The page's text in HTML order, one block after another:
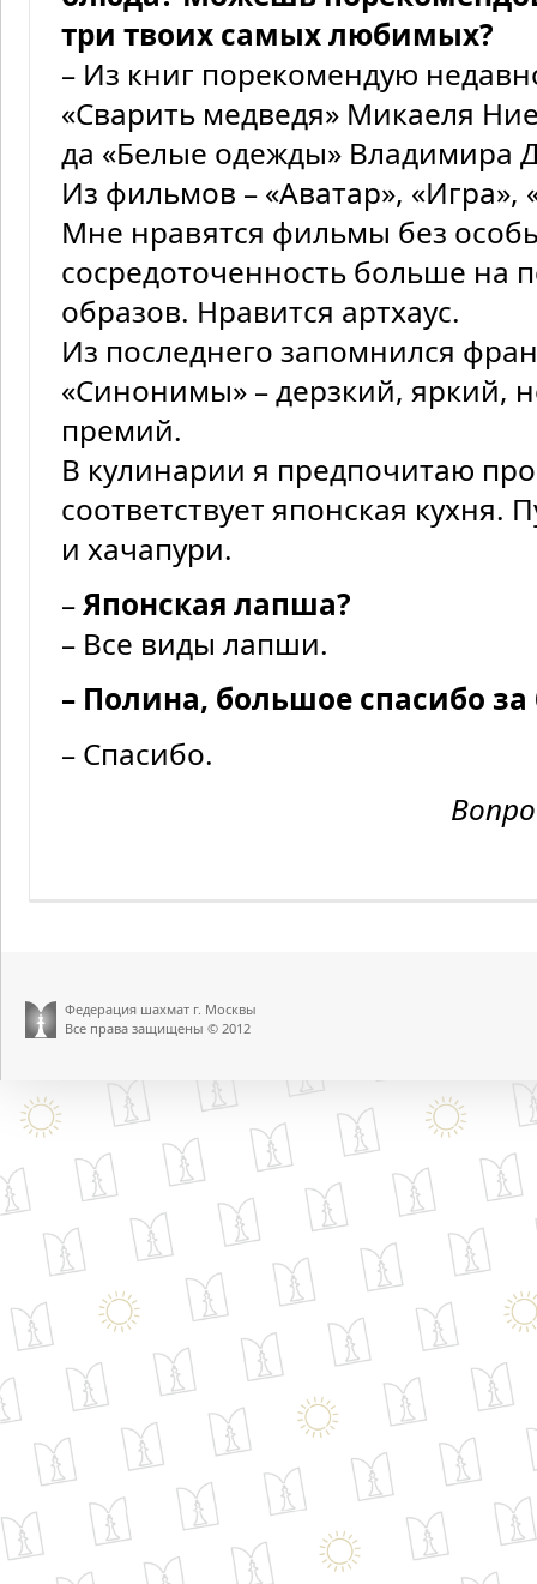
три твоих самых любимых?
– Из книг порекомендую
«Сварить медведя» Микаеля
да «Белые одежды» Владимира
Из фильмов – «Аватар»,
Мне нравятся фильмы без
сосредоточенность больше на
образов. Нравится артхаус.
Из последнего запомнился
«Синонимы» – дерзкий, яркий,
премий.
В кулинарии я предпочитаю
соответствует японская кухня.
и хачапури.
–Японская лапша?
– Все виды лапши.
– Полина, большое спасибо за
– Спасибо.
Федерация шахмат г. Москвы
Все права защищены © 2012